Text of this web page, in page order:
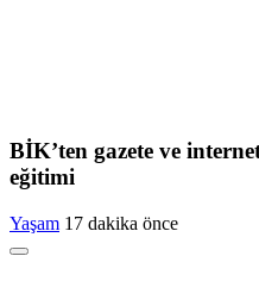
BİK’ten gazete ve
eğitimi
Yaşam 17 dakika önce